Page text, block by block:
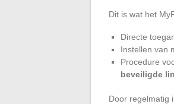
Dit is wat het
Directe
Instellen van
Procedure
beveiligde
Door regelmatig